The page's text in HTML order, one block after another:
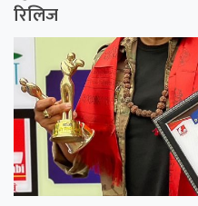
रिलिज